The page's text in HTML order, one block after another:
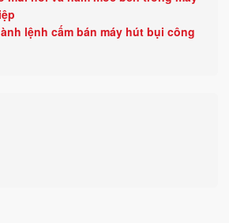
lệnh cấm bán máy hút bụi công